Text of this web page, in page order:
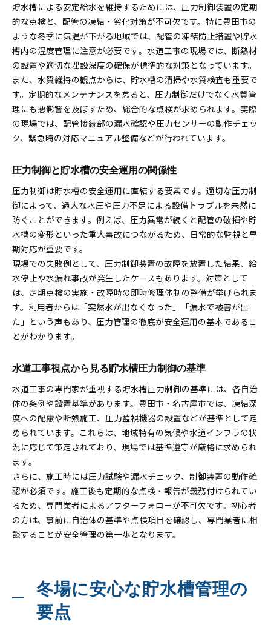
貯水槽による安定給水を維持するためには、圧力制御装置の定期
的な点検と、配管の凍結・劣化対策が不可欠です。特に豊田市の
ような冬季に気温が下がる地域では、配管の凍結防止措置や貯水
槽内の温度管理に注意が必要です。水道工事の現場では、断熱材
の設置や適切な埋設深度の確保が標準的な対策となっています。
また、水質維持の観点からは、貯水槽の清掃や水質検査も重要で
す。定期的なメンテナンスを怠ると、圧力制御だけでなく水質管
理にも悪影響を及ぼすため、総合的な点検が求められます。実際
の現場では、配管接続部の漏水確認や圧力センサーの動作チェッ
ク、緊急時の対応マニュアル整備などが行われています。
圧力制御と貯水槽の安全運用の関係性
圧力制御は貯水槽の安全運用に直結する要素です。適切な圧力制
御によって、過大な水圧や圧力不足による設備トラブルを未然に
防ぐことができます。例えば、圧力異常が続くと配管の破損や貯
水槽の変形といった重大事故につながるため、日常的な監視と早
期対応が重要です。
現場での失敗例として、圧力制御装置の故障を放置した結果、給
水停止や水漏れ事故が発生したケースもあります。対策として
は、定期点検の実施・故障時の即時修理体制の整備が挙げられま
す。利用者からは「突然水が出なくなった」「漏水で被害が出
た」という声もあり、圧力管理の徹底が安全運用の基本であるこ
とがわかります。
水道工事視点から見る貯水槽圧力制御の基準
水道工事の専門家が重視する貯水槽圧力制御の基準には、各自治
体の条例や設置基準があります。豊田市・名古屋市では、凍結深
度への配慮や断熱施工、圧力監視機器の設置などが基準として定
められています。これらは、地域特有の気候や水道インフラの状
況に応じて策定されており、現場では基準遵守が厳格に求められ
ます。
さらに、施工時には圧力試験や漏水チェック、制御装置の動作確
認が必須です。施工後も定期的な点検・報告が義務付けられてい
るため、専門業者によるアフターフォローが不可欠です。初心者
の方は、事前に自治体の基準や点検項目を確認し、専門業者に相
談することが安全管理の第一歩となります。
冬場に安心な貯水槽管理の
要点